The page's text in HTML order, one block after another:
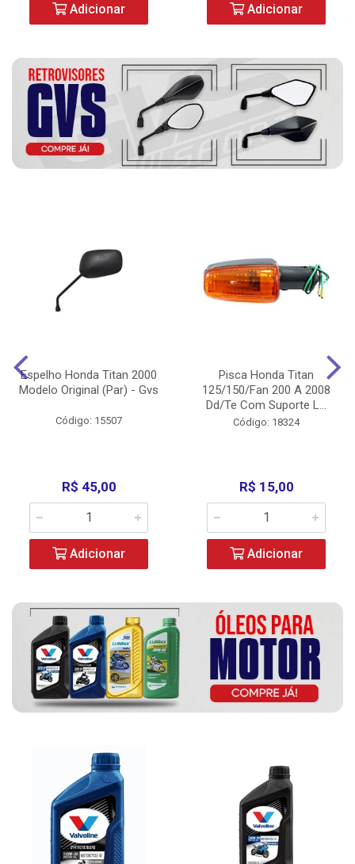
Adicionar Adicionar
Espelho Honda Titan 2000
Modelo Original (Par) - Gvs
Código: 15507
R$ 45,00
Adicionar
Pisca Honda Titan
125/150/Fan 200 A 2008
Dd/Te Com Suporte L...
Código: 18324
R$ 15,00
Adicionar